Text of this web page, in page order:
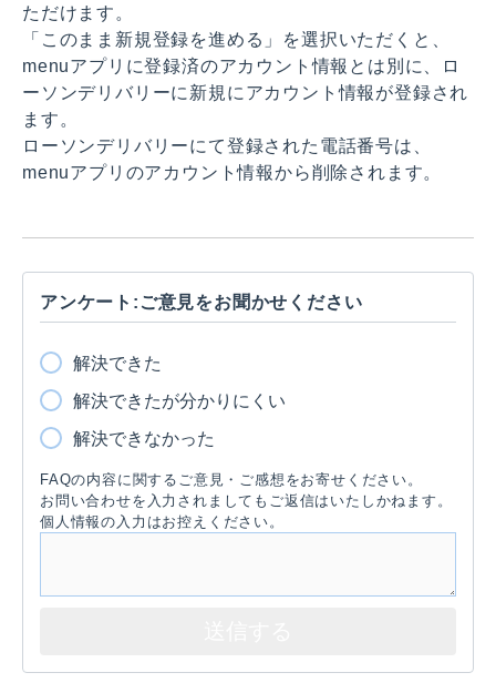
ただけます。
「このまま新規登録を進める」を選択いただくと、
menuアプリに登録済のアカウント情報とは別に、ロ
ーソンデリバリーに新規にアカウント情報が登録され
ます。
ローソンデリバリーにて登録された電話番号は、
menuアプリのアカウント情報から削除されます。
アンケート:ご意見をお聞かせください
解決できた
解決できたが分かりにくい
解決できなかった
FAQの内容に関するご意見・ご感想をお寄せください。
お問い合わせを入力されましてもご返信はいたしかねます。
個人情報の入力はお控えください。